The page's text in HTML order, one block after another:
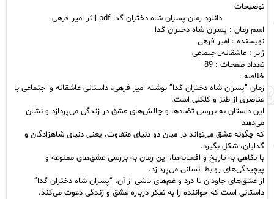
|
امیر
فرهی
عدد
توضیحات
دانلود رمان پسران شاه دختران گدا pdf |اثر امیر فرهی
اسم رمان : پسران شاه دختران گدا
نویسنده : امیر فرهی
ژانر : عاشقانه_اجتماعی
تعداد صفحات : 89
خلاصه :
رمان “پسران شاه دختران گدا” نوشته امیر فرهی، داستانی عاشقانه و اجتماعی با
عناصری از طنز و کلکلی است.
این داستان به بررسی تضادها و چالش‌های عشق در زندگی می‌پردازد و نشان
می‌دهد
که چگونه عشق می‌تواند در میان دو دنیای متفاوت، یعنی دنیای شاهزادگان و
گدایان، شکل بگیرد.
با نگاهی به تاریخ و افسانه‌ها، این رمان به بررسی عشق‌های ممنوعه و
پیچیدگی‌های روابط انسانی می‌پردازد.
از عشق‌های جاودان تا درد و غم‌های ناشی از آن، “پسران شاه دختران گدا”
داستانی است که خواننده را به تفکر درباره عشق و زندگی دعوت می‌کند.